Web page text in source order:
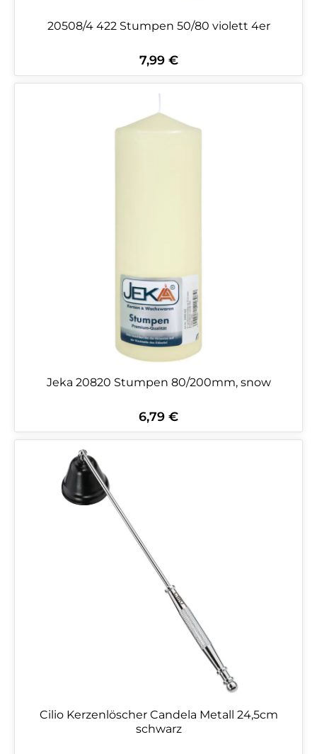
20508/4 422 Stumpen 50/80 violett 4er
Regulärer Preis:
7,99 €
Jeka 20820 Stumpen 80/200mm, snow
Regulärer Preis:
6,79 €
Cilio Kerzenlöscher Candela Metall 24,5cm
schwarz